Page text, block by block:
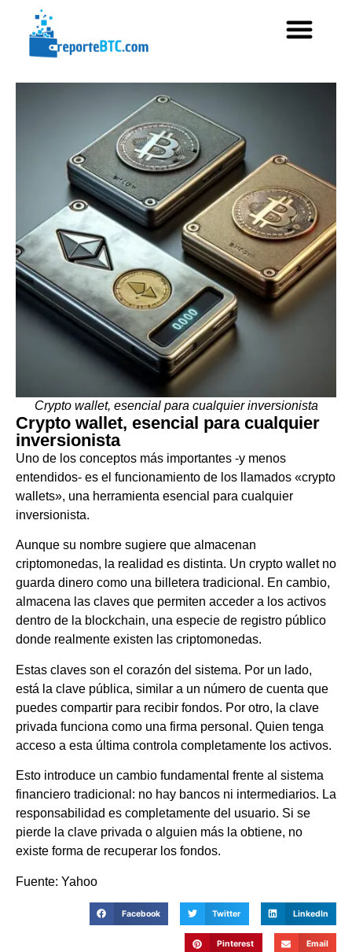
Crypto wallet, esencial para cualquier inversionista
Crypto wallet, esencial para cualquier
inversionista
Uno de los conceptos más importantes -y menos
entendidos- es el funcionamiento de los llamados «crypto
wallets», una herramienta esencial para cualquier
inversionista.
Aunque su nombre sugiere que almacenan
criptomonedas, la realidad es distinta. Un crypto wallet no
guarda dinero como una billetera tradicional. En cambio,
almacena las claves que permiten acceder a los activos
dentro de la blockchain, una especie de registro público
donde realmente existen las criptomonedas.
Estas claves son el corazón del sistema. Por un lado,
está la clave pública, similar a un número de cuenta que
puedes compartir para recibir fondos. Por otro, la clave
privada funciona como una firma personal. Quien tenga
acceso a esta última controla completamente los activos.
Esto introduce un cambio fundamental frente al sistema
financiero tradicional: no hay bancos ni intermediarios. La
responsabilidad es completamente del usuario. Si se
pierde la clave privada o alguien más la obtiene, no
existe forma de recuperar los fondos.
Fuente: Yahoo
Facebook Twitter LinkedIn
Pinterest Email